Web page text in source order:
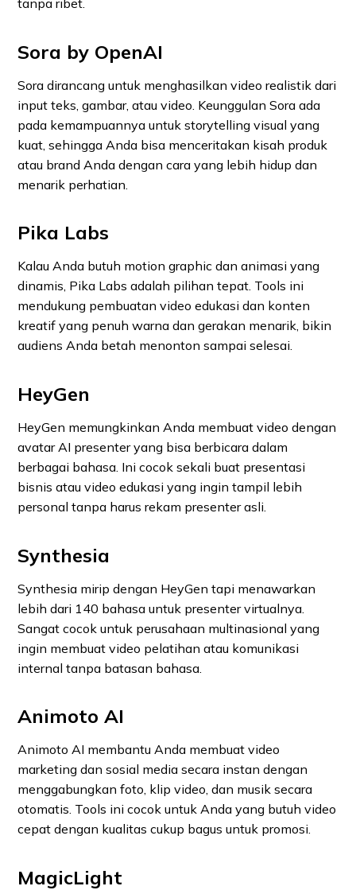
tanpa ribet.
Sora by OpenAI
Sora dirancang untuk menghasilkan video realistik dari
input teks, gambar, atau video. Keunggulan Sora ada
pada kemampuannya untuk storytelling visual yang
kuat, sehingga Anda bisa menceritakan kisah produk
atau brand Anda dengan cara yang lebih hidup dan
menarik perhatian.
Pika Labs
Kalau Anda butuh motion graphic dan animasi yang
dinamis, Pika Labs adalah pilihan tepat. Tools ini
mendukung pembuatan video edukasi dan konten
kreatif yang penuh warna dan gerakan menarik, bikin
audiens Anda betah menonton sampai selesai.
HeyGen
HeyGen memungkinkan Anda membuat video dengan
avatar AI presenter yang bisa berbicara dalam
berbagai bahasa. Ini cocok sekali buat presentasi
bisnis atau video edukasi yang ingin tampil lebih
personal tanpa harus rekam presenter asli.
Synthesia
Synthesia mirip dengan HeyGen tapi menawarkan
lebih dari 140 bahasa untuk presenter virtualnya.
Sangat cocok untuk perusahaan multinasional yang
ingin membuat video pelatihan atau komunikasi
internal tanpa batasan bahasa.
Animoto AI
Animoto AI membantu Anda membuat video
marketing dan sosial media secara instan dengan
menggabungkan foto, klip video, dan musik secara
otomatis. Tools ini cocok untuk Anda yang butuh video
cepat dengan kualitas cukup bagus untuk promosi.
MagicLight